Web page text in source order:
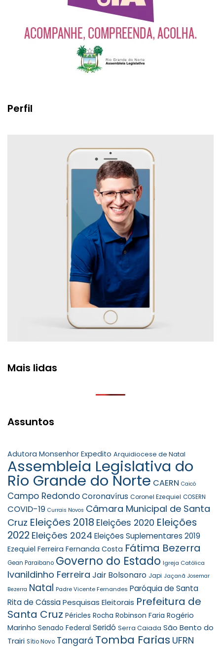
Perfil
Mais lidas
Assuntos
Adutora Monsenhor Expedito Arquidiocese de Natal
Assembleia Legislativa do
Rio Grande do Norte CAERN Caicó
Campo RedondoCoronavírus Coronel Ezequiel COSERN
COVID-19 Currais Novos Câmara Municipal de Santa
Cruz Eleições 2018 Eleições 2020 Eleições
2022 Eleições 2024 Eleições Suplementares 2019
Ezequiel Ferreira Fernanda Costa Fátima Bezerra
Gean Paraibano Governo do Estado Igreja Católica
Ivanildinho Ferreira Jair Bolsonaro Japi Jaçanã Josemar
Bezerra Natal Padre Vicente Fernandes Paróquia de Santa
Rita de CássiaPesquisas Eleitorais Prefeitura de
Santa Cruz Péricles Rocha Robinson Faria Rogério
Marinho Senado Federal Seridó Serra Caiada São Bento do
Trairi Sítio Novo Tangará Tomba Farias UFRN